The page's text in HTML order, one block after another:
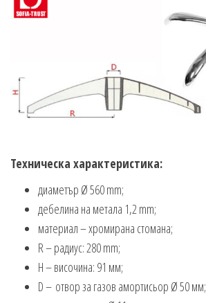
Техническа характеристика:
диаметър Ø 560 mm;
дебелина на метала 1,2 mm;
материал – хромирана стомана;
R – радиус: 280 mm;
H – височина: 91 мм;
D – отвор за газов амортисьор Ø 50 мм;